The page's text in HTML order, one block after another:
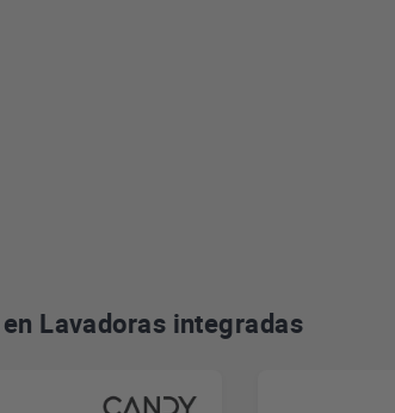
Lavadoras integradas